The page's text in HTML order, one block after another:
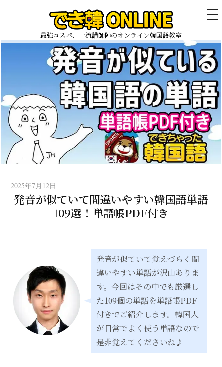
コ
ツ
プ
最強コスパ、一流講師陣のオンライン韓国語教室
メ
ニ
2025年7月12日
発音が似ていて間違いやすい韓国語単語
109選！単語帳PDF付き
発音が似ていて覚えづらく間
違いやすい単語が沢山ありま
す。今回はその中でも厳選し
た109個の単語を単語帳PDF
付きでご紹介します。韓国人
が日常でよく使う単語なので
是非覚えてくださいね♪